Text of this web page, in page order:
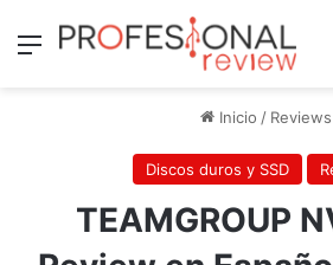
Menú
Inicio / Reviews
Discos duros y SSD
TEAMGROUP